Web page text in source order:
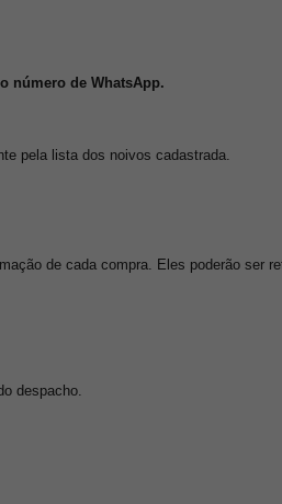
número de WhatsApp.
pela lista dos noivos cadastrada.
de cada compra. Eles poderão ser
despacho.